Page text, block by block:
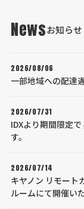
Newsお知らせ
2026/08/06
一部地域への配達
2026/07/31
IDXより期間限定
す。
2026/07/14
キヤノン リモート
ルームにて開催い